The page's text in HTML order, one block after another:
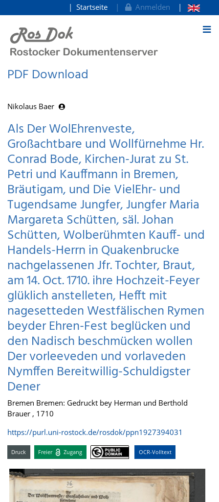
zum Inhalt
Startseite Anmelden
PDF Download
Nikolaus Baer
Als Der WolEhrenveste,
Großachtbare und Wollfürnehme Hr.
Conrad Bode, Kirchen-Jurat zu St.
Petri und Kauffmann in Bremen,
Bräutigam, und Die VielEhr- und
Tugendsame Jungfer, Jungfer Maria
Margareta Schütten, säl. Johan
Schütten, Wolberühmten Kauff- und
Handels-Herrn in Quakenbrucke
nachgelassenen Jfr. Tochter, Braut,
am 14. Oct. 1710. ihre Hochzeit-Feyer
glüklich anstelleten, Hefft mit
nagesetteden Westfälischen Rymen
beyder Ehren-Fest beglücken und
den Nadisch beschmücken wollen
Der vorleeveden und vorlaveden
Nymffen Bereitwillig-Schuldigster
Dener
Bremen Bremen: Gedruckt bey Herman und Berthold
Brauer , 1710
https://purl.uni-rostock.de/rosdok/ppn1927394031
Druck Freier Zugang OCR-Volltext